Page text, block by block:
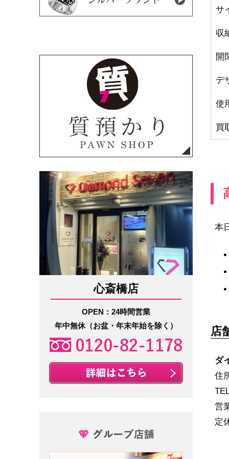
サ
収
開
デ
使
買
本
店
ダ
住
営
定
心斎橋店
OPEN：24時間営業
年中無休（お盆・年末年始を除く）